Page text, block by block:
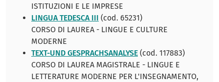
ISTITUZIONI E LE IMPRESE
LINGUA TEDESCA III (cod. 65231)
CORSO DI LAUREA - LINGUE E CULTURE
MODERNE
TEXT-UND GESPRACHSANALYSE (cod. 117883)
CORSO DI LAUREA MAGISTRALE - LINGUE E
LETTERATURE MODERNE PER L'INSEGNAMENTO,